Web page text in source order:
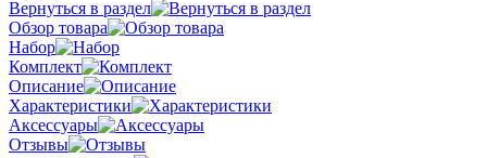
Вернуться в раздел
Обзор товара
Набор
Комплект
Описание
Характеристики
Аксессуары
Отзывы